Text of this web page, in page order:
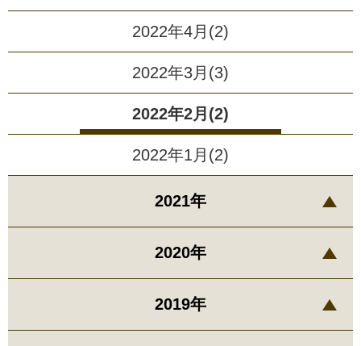
2022年4月(2)
2022年3月(3)
2022年2月(2)
2022年1月(2)
2021年
2020年
2019年